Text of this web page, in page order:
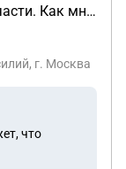
Как мне
Я
г. Москва
что